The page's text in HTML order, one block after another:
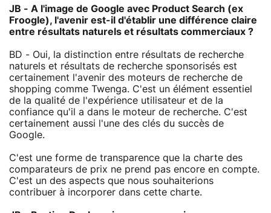
JB - A l'image de Google avec Product Search (ex
Froogle), l'avenir est-il d'établir une différence claire
entre résultats naturels et résultats commerciaux ?
BD - Oui, la distinction entre résultats de recherche
naturels et résultats de recherche sponsorisés est
certainement l'avenir des moteurs de recherche de
shopping comme Twenga. C'est un élément essentiel
de la qualité de l'expérience utilisateur et de la
confiance qu'il a dans le moteur de recherche. C'est
certainement aussi l'une des clés du succès de
Google.
C'est une forme de transparence que la charte des
comparateurs de prix ne prend pas encore en compte.
C'est un des aspects que nous souhaiterions
contribuer à incorporer dans cette charte.